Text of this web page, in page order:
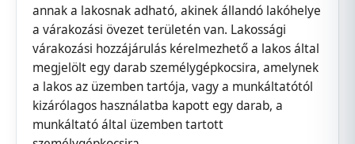
annak a lakosnak adható, akinek állandó lakóhelye
a várakozási övezet területén van. Lakossági
várakozási hozzájárulás kérelmezhető a lakos által
megjelölt egy darab személygépkocsira, amelynek
a lakos az üzemben tartója, vagy a munkáltatótól
kizárólagos használatba kapott egy darab, a
munkáltató által üzemben tartott